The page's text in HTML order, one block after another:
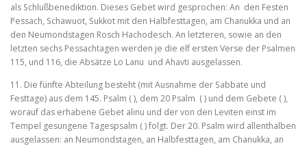
als Schlußbenediktion. Dieses Gebet wird gesprochen: An den Festen
Pessach, Schawuot, Sukkot mit den Halbfesttagen, am Chanukka und an
den Neumondstagen Rosch Hachodesch. An letzteren, sowie an den
letzten sechs Pessachtagen werden je die elf ersten Verse der Psalmen
115, und 116, die Absätze Lo Lanu und Ahavti ausgelassen.
11. Die fünfte Abteilung besteht (mit Ausnahme der Sabbate und
Festtage) aus dem 145. Psalm ( ), dem 20 Psalm ( ) und dem Gebete ( ),
worauf das erhabene Gebet alinu und der von den Leviten einst im
Tempel gesungene Tagespsalm ( ) folgt. Der 20. Psalm wird allenthalben
ausgelassen: an Neumondstagen, an Halb­festtagen, am Chanukka, an